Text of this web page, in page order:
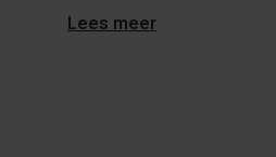
Kleur :
Lees meer